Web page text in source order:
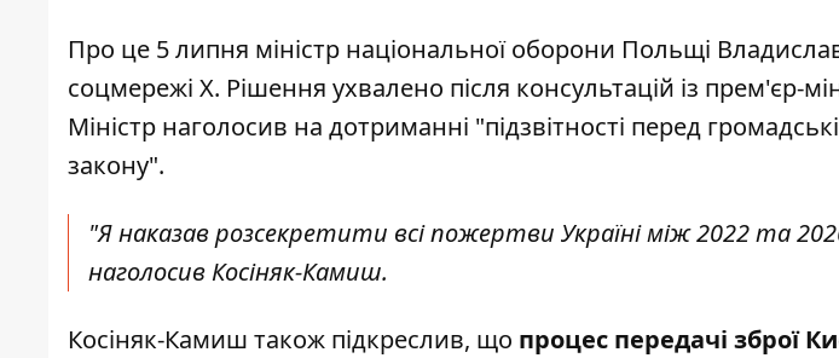
Про це 5 липня міністр національної оборони Польщі
соцмережі X. Рішення ухвалено після консультацій із прем'єр-
Міністр наголосив на дотриманні "підзвітності перед
закону".
"Я наказав розсекретити всі пожертви Україні між 2022 та
наголосив Косіняк-Камиш.
Косіняк-Камиш також підкреслив, що процес передачі зброї